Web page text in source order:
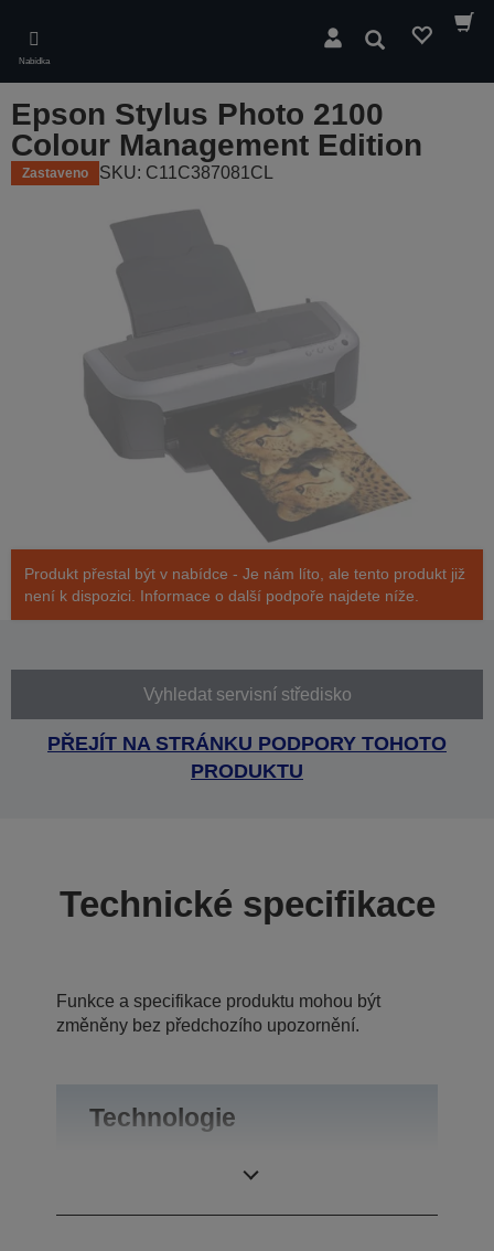
main
content
Nabídka
Hledat
Epson Stylus Photo 2100
Colour Management Edition
Zastaveno SKU: C11C387081CL
Produkt přestal být v nabídce - Je nám líto, ale tento produkt již
není k dispozici. Informace o další podpoře najdete níže.
Vyhledat servisní středisko
PŘEJÍT NA STRÁNKU PODPORY TOHOTO
PRODUKTU
Technické specifikace
Funkce a specifikace produktu mohou být
změněny bez předchozího upozornění.
Technologie